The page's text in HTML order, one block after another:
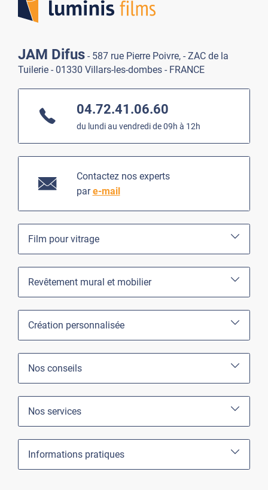
JAM Difus - 587 rue Pierre Poivre, - ZAC de la
Tuilerie - 01330 Villars-les-dombes - FRANCE
04.72.41.06.60
du lundi au vendredi de 09h à 12h
Contactez nos experts
pare-mail
Film pour vitrage
Revêtement mural et mobilier
Création personnalisée
Nos conseils
Nos services
Informations pratiques